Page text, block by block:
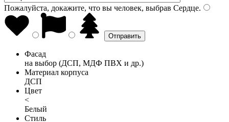
Пожалуйста, докажите, что вы человек, выбрав Сердце.
Фасад
на выбор (ДСП, МДФ ПВХ и др.)
Материал корпуса
ДСП
Цвет
<
Белый
Стиль